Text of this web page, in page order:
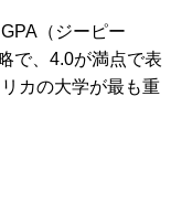
（ジーピー
で、4.0が満点で表
カの大学が最も重